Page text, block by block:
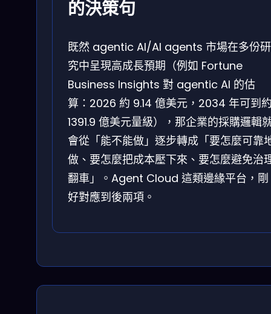
的決策句
既然 agentic AI/AI agents 市場在多份研
究中呈現高成長預期（例如 Fortune
Business Insights 對 agentic AI 的估
算：2026 約 9.14 億美元，2034 年可到
1391.9 億美元量級），那企業的採購邏輯
會從「能不能做」逐步轉成「要怎麼可靠
做、要怎麼把成本壓下來、要怎麼避免治
翻車」。Agent Cloud 這類邊緣平台，剛
好對應到後兩項。